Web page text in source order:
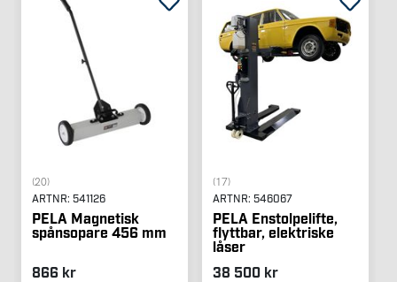
(20)
ARTNR: 541126
PELA Magnetisk
spånsopare 456 mm
866 kr
(17)
ARTNR: 546067
PELA Enstolpelifte,
flyttbar, elektriske
låser
38 500 kr